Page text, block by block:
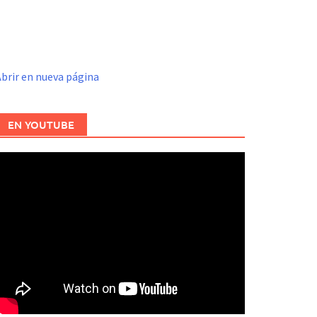
en nueva página
EN YOUTUBE